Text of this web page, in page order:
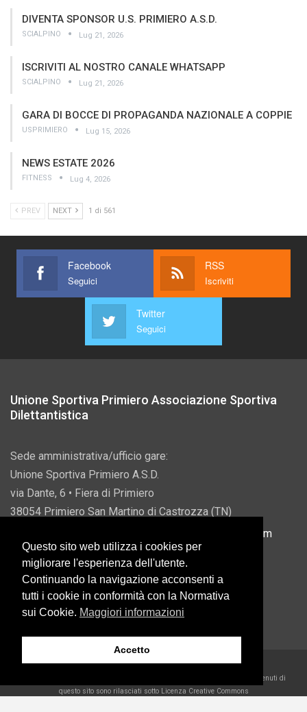
DIVENTA SPONSOR U.S. PRIMIERO A.S.D.
SCIALPINO Lug 21, 2026
ISCRIVITI AL NOSTRO CANALE WHATSAPP
SCIALPINO Lug 21, 2026
GARA DI BOCCE DI PROPAGANDA NAZIONALE A COPPIE
USPRIMIERO Lug 15, 2026
NEWS ESTATE 2026
FITNESS Lug 4, 2026
PREV NEXT 1 di 561
Facebook
Seguici
RSS
Iscriviti
Twitter
Seguici
Unione Sportiva Primiero Associazione Sportiva
Dilettantistica
Sede amministrativa/ufficio gare:
Unione Sportiva Primiero A.S.D.
via Dante, 6 • Fiera di Primiero
38054 Primiero San Martino di Castrozza (TN)
info@usprimiero.com
Vantaggi da Pubblica Amministrazione
Eccetto dove diversamente specificato, i contenuti di
questo sito sono rilasciati sotto Licenza Creative Commons
Questo sito web utilizza i cookies per
migliorare l'esperienza dell'utente.
Continuando la navigazione acconsenti a
tutti i cookie in conformità con la Normativa
sui Cookie. Maggiori informazioni
Accetto